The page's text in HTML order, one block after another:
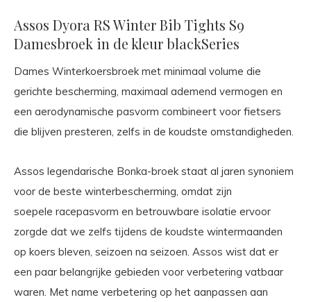
Assos Dyora RS Winter Bib Tights S9
Damesbroek in de kleur blackSeries
Dames Winterkoersbroek met minimaal volume die
gerichte bescherming, maximaal ademend vermogen en
een aerodynamische pasvorm combineert voor fietsers
die blijven presteren, zelfs in de koudste omstandigheden.
Assos legendarische Bonka-broek staat al jaren synoniem
voor de beste winterbescherming, omdat zijn
soepele racepasvorm en betrouwbare isolatie ervoor
zorgde dat we zelfs tijdens de koudste wintermaanden
op koers bleven, seizoen na seizoen. Assos wist dat er
een paar belangrijke gebieden voor verbetering vatbaar
waren. Met name verbetering op het aanpassen aan